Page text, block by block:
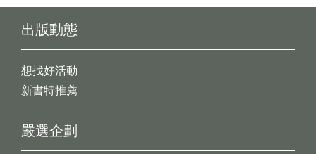
出版動態
想找好活動
新書特推薦
嚴選企劃